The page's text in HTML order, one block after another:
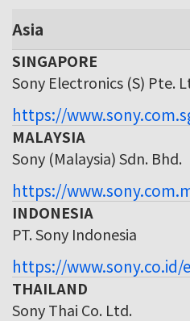
Asia
SINGAPORE
Sony Electronics (S) Pte.
https://
MALAYSIA
Sony (Malaysia) Sdn. Bhd.
https://
INDONESIA
PT. Sony Indonesia
https://
THAILAND
Sony Thai Co. Ltd.